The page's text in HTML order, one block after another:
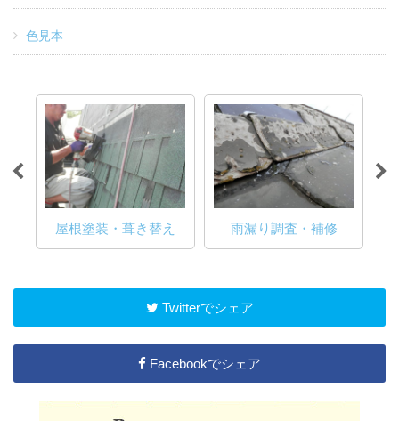
色見本
屋根塗装・葺き替え 雨漏り調査・補修
Twitterでシェア
Facebookでシェア